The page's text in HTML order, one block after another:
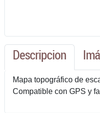
Descripcion
Mapa topográfico de
Compatible con GPS y